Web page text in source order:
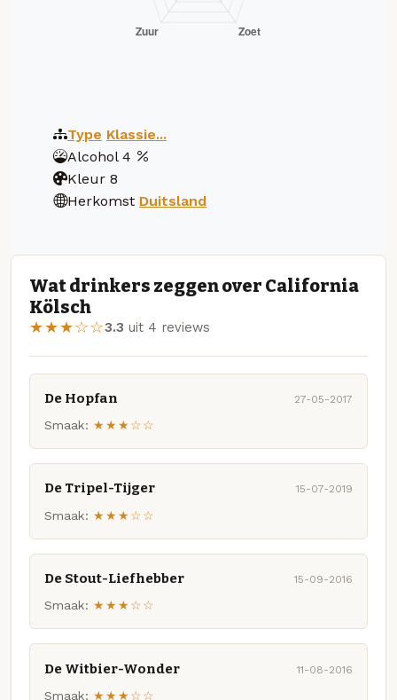
Type Klassie...
Alcohol 4
Kleur 8
Herkomst Duitsland
Wat drinkers zeggen over California
Kölsch
★★★☆☆3.3 uit 4 reviews
De Hopfan 27-05-2017
Smaak: ★★★☆☆
De Tripel-Tijger 15-07-2019
Smaak: ★★★☆☆
De Stout-Liefhebber 15-09-2016
Smaak: ★★★☆☆
De Witbier-Wonder 11-08-2016
Smaak: ★★★☆☆